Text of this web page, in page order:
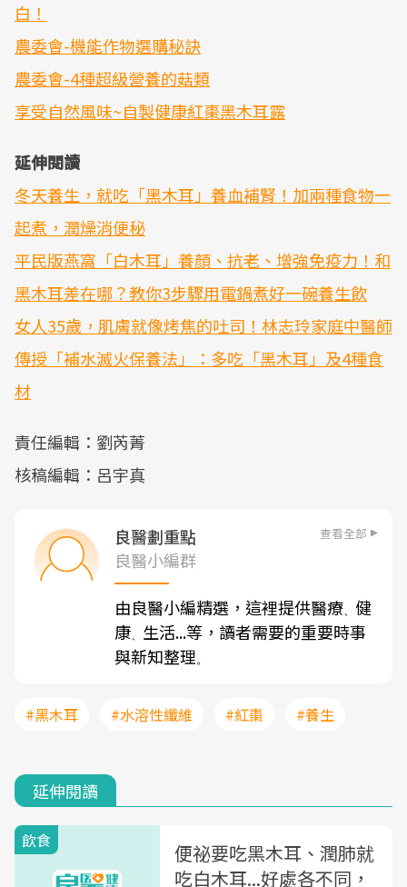
白！
農委會-機能作物選購秘訣
農委會-4種超級營養的菇類
享受自然風味~自製健康紅棗黑木耳露
延伸閱讀
冬天養生，就吃「黑木耳」養血補腎！加兩種食物一
起煮，潤燥消便秘
平民版燕窩「白木耳」養顏、抗老、增強免疫力！和
黑木耳差在哪？教你3步驟用電鍋煮好一碗養生飲
女人35歲，肌膚就像烤焦的吐司！林志玲家庭中醫師
傳授「補水滅火保養法」：多吃「黑木耳」及4種食
材
責任編輯：劉芮菁
核稿編輯：呂宇真
良醫劃重點 查看全部
良醫小編群
由良醫小編精選，這裡提供醫療、 健
康、 生活...等，讀者需要的重要時事
與新知整理。
#黑木耳 #水溶性纖維 #紅棗 #養生
延伸閱讀
飲食
便祕要吃黑木耳、潤肺就
吃白木耳...好處各不同，